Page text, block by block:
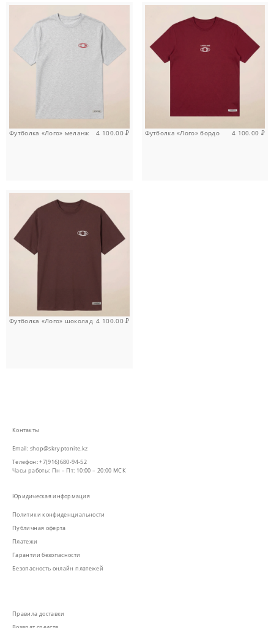
Футболка «Лого» меланж 4 100.00₽ Футболка «Лого» бордо 4 100.00 ₽
Футболка «Лого» шоколад 4 100.00₽
Контакты
Email: shop@skryptonite.kz
Телефон: +7(916)680-94-52
Часы работы: Пн – Пт: 10:00 – 20:00 МСК
Юридическая информация
Политики конфиденциальности
Публичная оферта
Платежи
Гарантии безопасности
Безопасность онлайн платежей
Правила доставки